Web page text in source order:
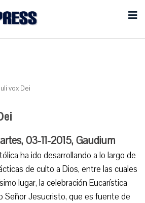
vox Dei
03-11-2015, Gaudium
ha ido desarrollando a lo largo de
de culto a Dios, entre las cuales
lugar, la celebración Eucarística
Señor Jesucristo, que es fuente de